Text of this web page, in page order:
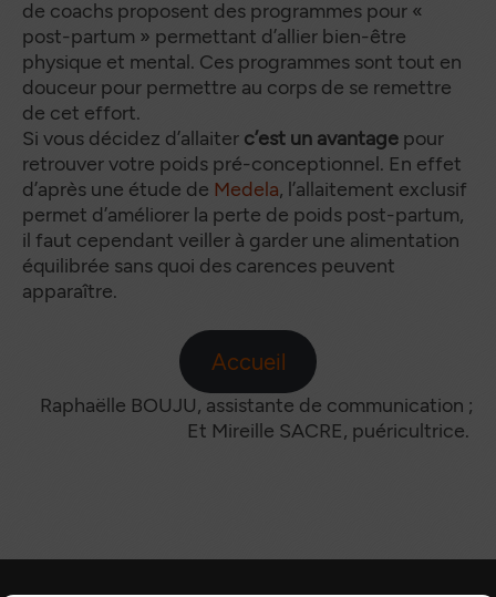
de coachs proposent des programmes pour «
post-partum » permettant d’allier bien-être
physique et mental. Ces programmes sont tout en
douceur pour permettre au corps de se remettre
de cet effort.
Si vous décidez d’allaiter c’est un avantage pour
retrouver votre poids pré-conceptionnel. En effet
d’après une étude de Medela, l’allaitement exclusif
permet d’améliorer la perte de poids post-partum,
il faut cependant veiller à garder une alimentation
équilibrée sans quoi des carences peuvent
apparaître.
Accueil
Raphaëlle BOUJU, assistante de communication ;
Et Mireille SACRE, puéricultrice.